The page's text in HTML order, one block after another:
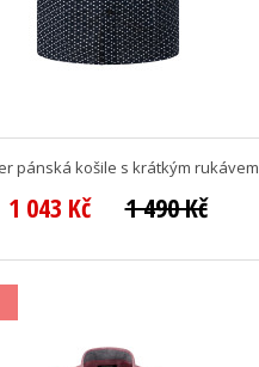
pánská košile s krátkým rukávem
1 043 Kč 1 490 Kč